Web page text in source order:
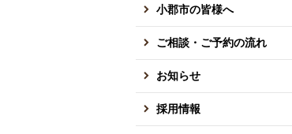
小郡市の皆様へ
ご相談・ご予約の流れ
お知らせ
採用情報